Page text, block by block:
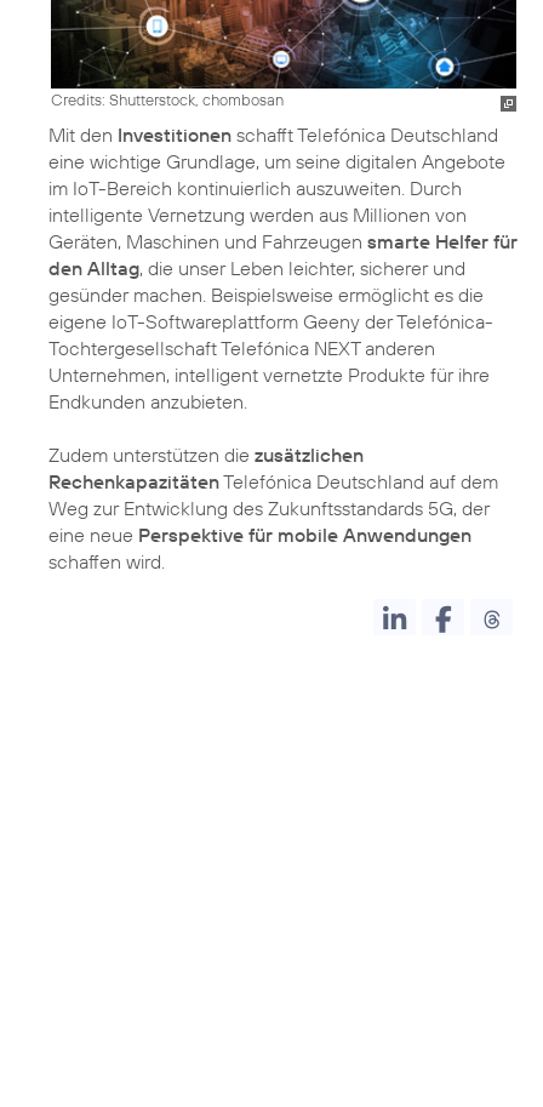
Credits: Shutterstock, chombosan
Mit den Investitionen schafft Telefónica Deutschland
eine wichtige Grundlage, um seine digitalen Angebote
im IoT-Bereich kontinuierlich auszuweiten. Durch
intelligente Vernetzung werden aus Millionen von
Geräten, Maschinen und Fahrzeugen smarte Helfer für
den Alltag, die unser Leben leichter, sicherer und
gesünder machen. Beispielsweise ermöglicht es die
eigene IoT-Softwareplattform Geeny der Telefónica-
Tochtergesellschaft Telefónica NEXT anderen
Unternehmen, intelligent vernetzte Produkte für ihre
Endkunden anzubieten.
Zudem unterstützen die zusätzlichen
RechenkapazitätenTelefónica Deutschland auf dem
Weg zur Entwicklung des Zukunftsstandards 5G, der
eine neue Perspektive für mobile Anwendungen
schaffen wird.